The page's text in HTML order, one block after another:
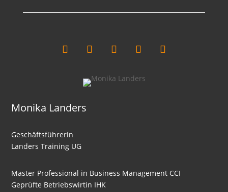
Monika Landers
Geschäftsführerin
Landers Training UG
Master Professional in Business Management CCI
Geprüfte Betriebswirtin IHK